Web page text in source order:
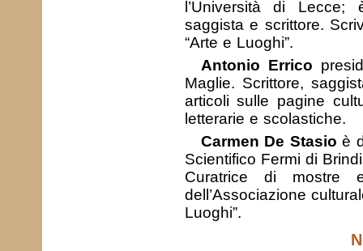
l’Università di Lecce;
saggista e scrittore.
“Arte e Luoghi”.
Antonio Errico
Maglie. Scrittore,
articoli sulle pagine
letterarie e scolastiche.
Carmen De Stasio è
Scientifico Fermi di
Curatrice di mostre
dell’Associazione
Luoghi”.